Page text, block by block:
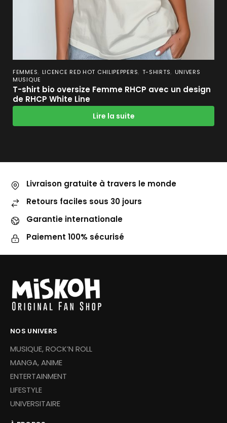
FEMMES, LICENCE RED HOT CHILIPEPPERS, T-SHIRTS, UNIVERS
MUSIQUE
T-shirt bio oversize Femme RHCP avec un design
de RHCP White Line
Lire la suite
Livraison gratuite à travers le monde
Retours faciles sous 30 jours
Garantie internationale
Paiement 100% sécurisé
NOS UNIVERS
MUSIQUE, ROCK’N ROLL
MANGA, ANIME
ENTERTAINMENT
LIFESTYLE
UNIVERSITAIRE